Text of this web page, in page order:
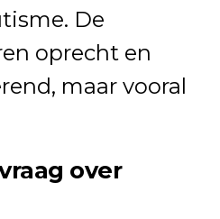
De
oprecht en
maar vooral
over